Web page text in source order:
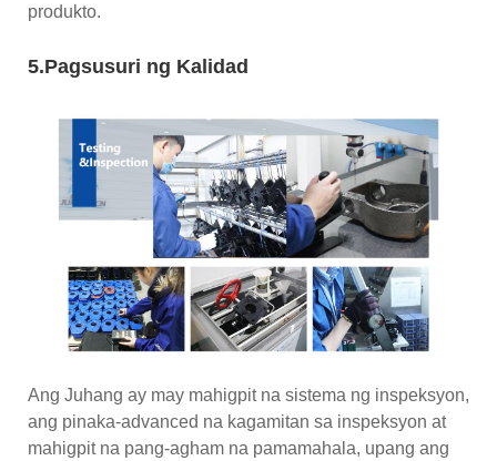
produkto.
5.Pagsusuri ng Kalidad
Ang Juhang ay may mahigpit na sistema ng inspeksyon,
ang pinaka-advanced na kagamitan sa inspeksyon at
mahigpit na pang-agham na pamamahala, upang ang